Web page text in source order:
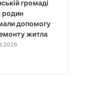
громаді
родин
допомогу
житла